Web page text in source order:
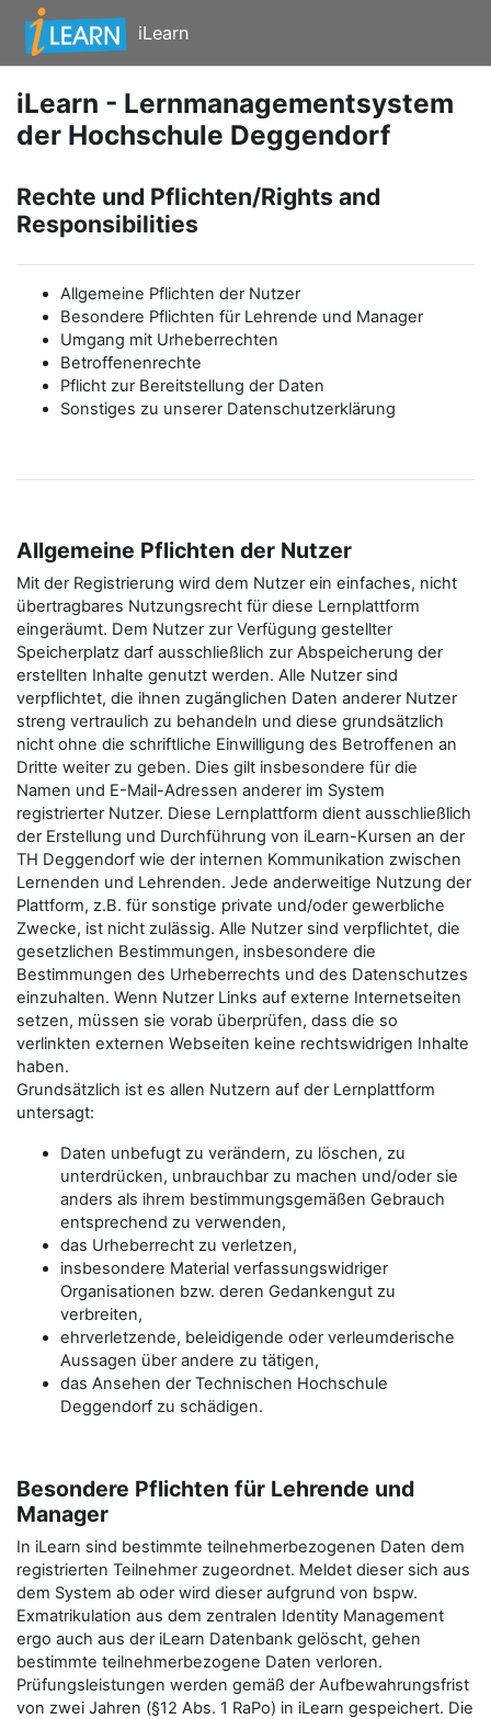
Zum Hauptinhalt
iLearn
iLearn - Lernmanagementsystem
der Hochschule Deggendorf
Rechte und Pflichten/Rights and
Responsibilities
Allgemeine Pflichten der Nutzer
Besondere Pflichten für Lehrende und Manager
Umgang mit Urheberrechten
Betroffenenrechte
Pflicht zur Bereitstellung der Daten
Sonstiges zu unserer Datenschutzerklärung
Allgemeine Pflichten der Nutzer
Mit der Registrierung wird dem Nutzer ein einfaches, nicht
übertragbares Nutzungsrecht für diese Lernplattform
eingeräumt. Dem Nutzer zur Verfügung gestellter
Speicherplatz darf ausschließlich zur Abspeicherung der
erstellten Inhalte genutzt werden. Alle Nutzer sind
verpflichtet, die ihnen zugänglichen Daten anderer Nutzer
streng vertraulich zu behandeln und diese grundsätzlich
nicht ohne die schriftliche Einwilligung des Betroffenen an
Dritte weiter zu geben. Dies gilt insbesondere für die
Namen und E-Mail-Adressen anderer im System
registrierter Nutzer. Diese Lernplattform dient ausschließlich
der Erstellung und Durchführung von iLearn-Kursen an der
TH Deggendorf wie der internen Kommunikation zwischen
Lernenden und Lehrenden. Jede anderweitige Nutzung der
Plattform, z.B. für sonstige private und/oder gewerbliche
Zwecke, ist nicht zulässig. Alle Nutzer sind verpflichtet, die
gesetzlichen Bestimmungen, insbesondere die
Bestimmungen des Urheberrechts und des Datenschutzes
einzuhalten. Wenn Nutzer Links auf externe Internetseiten
setzen, müssen sie vorab überprüfen, dass die so
verlinkten externen Webseiten keine rechtswidrigen Inhalte
haben.
Grundsätzlich ist es allen Nutzern auf der Lernplattform
untersagt:
Daten unbefugt zu verändern, zu löschen, zu
unterdrücken, unbrauchbar zu machen und/oder sie
anders als ihrem bestimmungsgemäßen Gebrauch
entsprechend zu verwenden,
das Urheberrecht zu verletzen,
insbesondere Material verfassungswidriger
Organisationen bzw. deren Gedankengut zu
verbreiten,
ehrverletzende, beleidigende oder verleumderische
Aussagen über andere zu tätigen,
das Ansehen der Technischen Hochschule
Deggendorf zu schädigen.
Besondere Pflichten für Lehrende und
Manager
In iLearn sind bestimmte teilnehmerbezogenen Daten dem
registrierten Teilnehmer zugeordnet. Meldet dieser sich aus
dem System ab oder wird dieser aufgrund von bspw.
Exmatrikulation aus dem zentralen Identity Management
ergo auch aus der iLearn Datenbank gelöscht, gehen
bestimmte teilnehmerbezogene Daten verloren.
Prüfungsleistungen werden gemäß der Aufbewahrungsfrist
von zwei Jahren (§12 Abs. 1 RaPo) in iLearn gespeichert. Die